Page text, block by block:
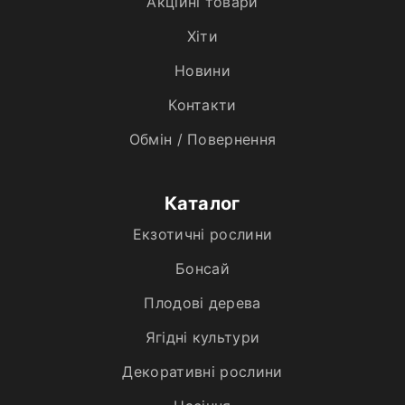
Хiти
Новини
Контакти
Обмін / Повернення
Каталог
Екзотичні рослини
Бонсай
Плодові дерева
Ягідні культури
Декоративні рослини